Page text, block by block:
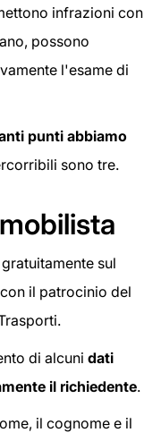
infrazioni con
possono
l'esame di
punti abbiamo
sono tre.
sul
il patrocinio del
di alcuni dati
il richiedente.
il cognome e il